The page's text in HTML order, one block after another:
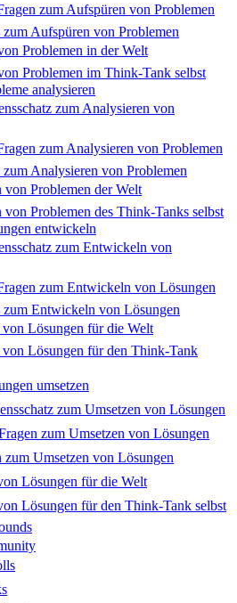
zum Aufspüren von Problemen
Aufspüren von Problemen
Problemen in der Welt
Problemen im Think-Tank selbst
analysieren
zum Analysieren von
zum Analysieren von Problemen
Analysieren von Problemen
Problemen der Welt
Problemen des Think-Tanks selbst
entwickeln
zum Entwickeln von
zum Entwickeln von Lösungen
Entwickeln von Lösungen
Lösungen für die Welt
Lösungen für den Think-Tank
umsetzen
zum Umsetzen von Lösungen
zum Umsetzen von Lösungen
Umsetzen von Lösungen
Lösungen für die Welt
Lösungen für den Think-Tank selbst